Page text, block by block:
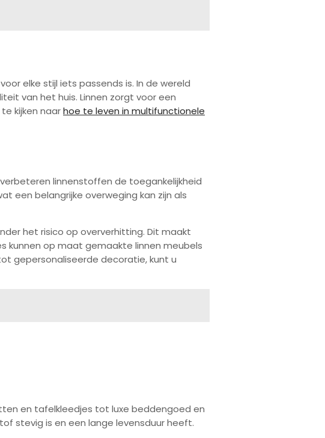
elke stijl iets passends is. In de wereld
van het huis. Linnen zorgt voor een
kijken naarhoe te leven in multifunctionele
linnenstoffen de toegankelijkheid
een belangrijke overweging kan zijn als
het risico op oververhitting. Dit maakt
kunnen op maat gemaakte linnen meubels
gepersonaliseerde decoratie, kunt u
en tafelkleedjes tot luxe beddengoed en
stevig is en een lange levensduur heeft.